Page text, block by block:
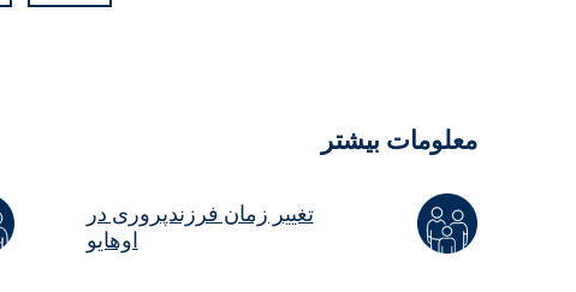
معلومات بیشتر
تغییر زمان فرزندپروری در
اوهایو